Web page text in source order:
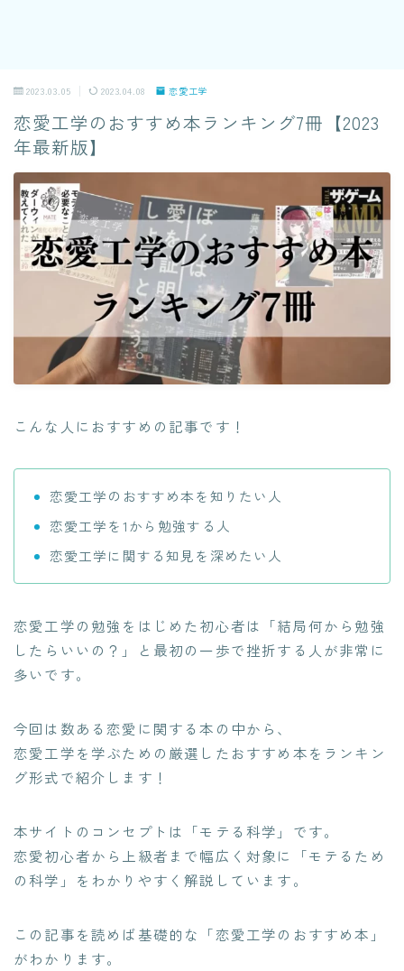
2023.03.05 2023.04.08 恋愛工学
恋愛工学のおすすめ本ランキング7冊【2023
年最新版】
こんな人におすすめの記事です！
恋愛工学のおすすめ本を知りたい人
恋愛工学を1から勉強する人
恋愛工学に関する知見を深めたい人
恋愛工学の勉強をはじめた初心者は「結局何から勉強
したらいいの？」と最初の一歩で挫折する人が非常に
多いです。
今回は数ある恋愛に関する本の中から、
恋愛工学を学ぶための厳選したおすすめ本をランキン
グ形式で紹介します！
本サイトのコンセプトは「モテる科学」です。
恋愛初心者から上級者まで幅広く対象に「モテるため
の科学」をわかりやすく解説しています。
この記事を読めば基礎的な「恋愛工学のおすすめ本」
がわかります。